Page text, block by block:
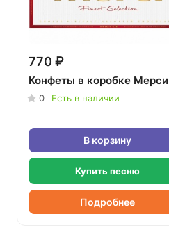
770 ₽
Конфеты в коробке Мерси
0 Есть в наличии
В корзину
Купить песню
Подробнее